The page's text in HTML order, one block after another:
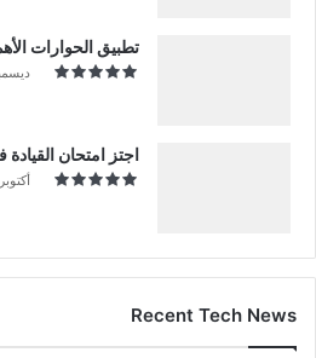
تطبيق الحوارات الأهم
ديسمبر 15,
اجتز امتحان القيادة
أكتوبر 27, 2021
Recent Tech News